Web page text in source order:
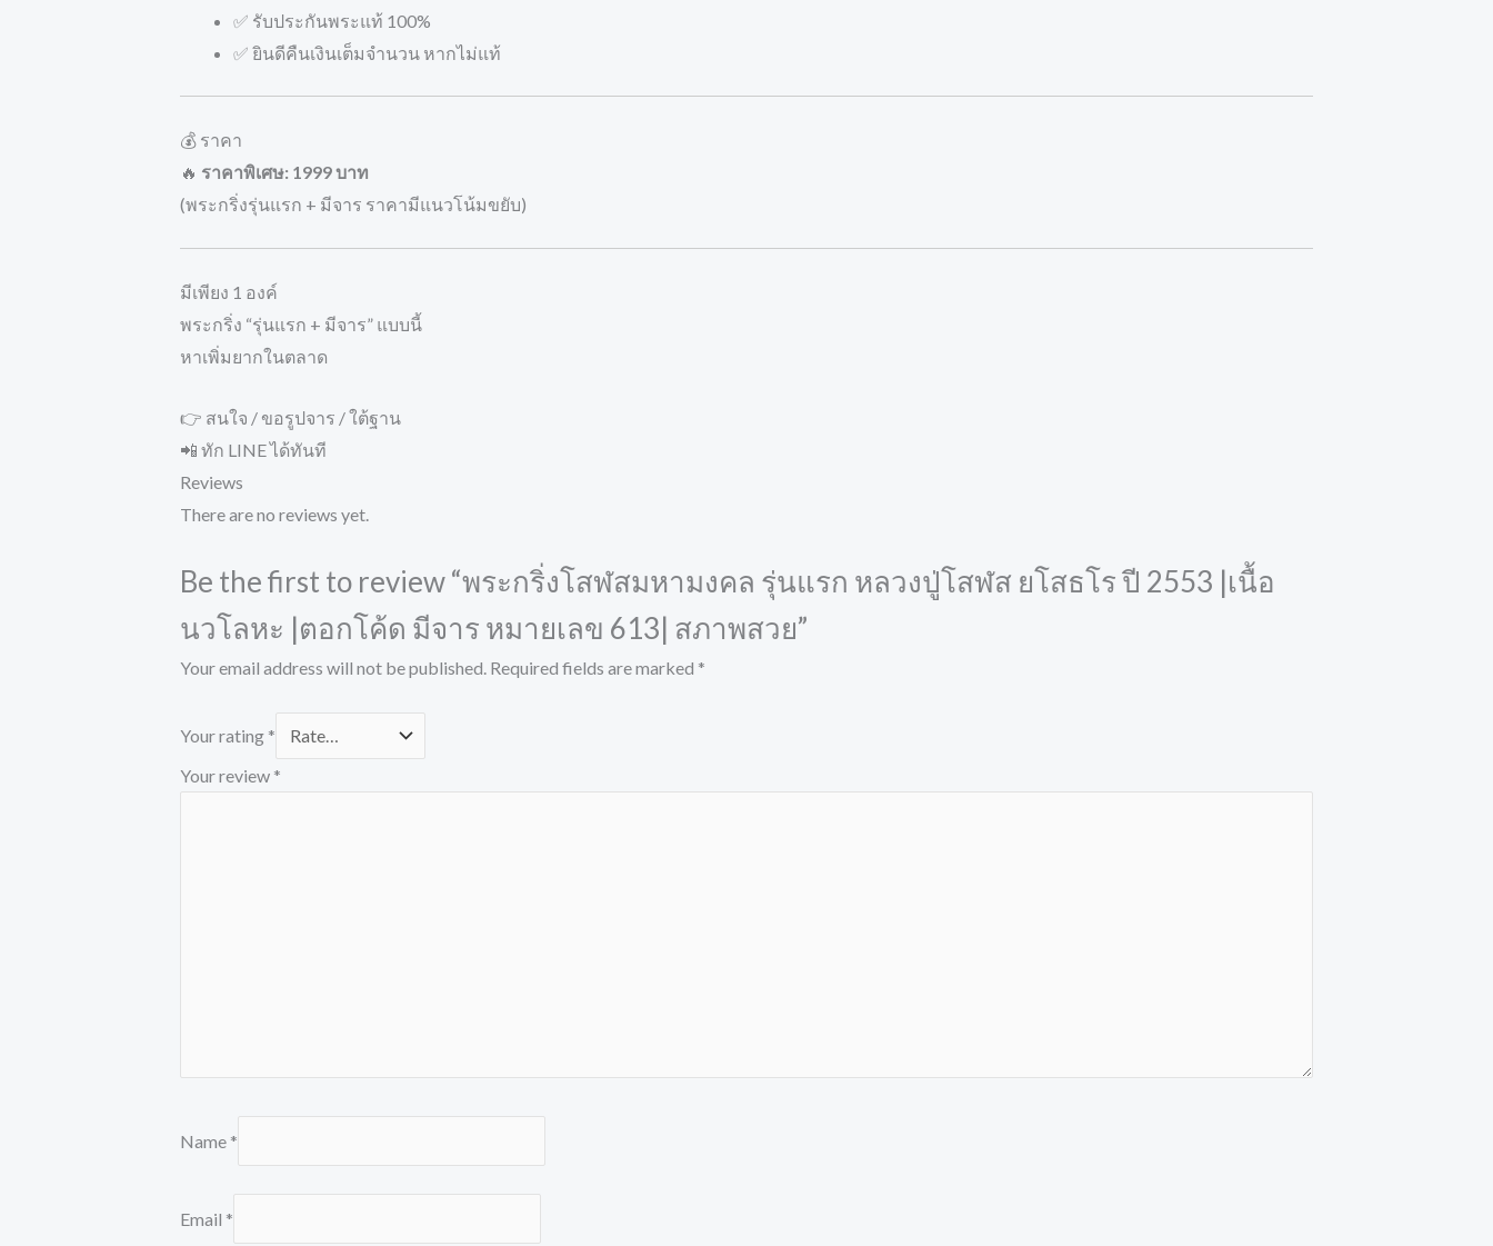
✅ รับประกันพระแท้ 100%
✅ ยินดีคืนเงินเต็มจำนวน หากไม่แท้
💰 ราคา
🔥 ราคาพิเศษ: 1999 บาท
(พระกริ่งรุ่นแรก + มีจาร ราคามีแนวโน้มขยับ)
มีเพียง 1 องค์
พระกริ่ง “รุ่นแรก + มีจาร” แบบนี้
หาเพิ่มยากในตลาด
👉 สนใจ / ขอรูปจาร / ใต้ฐาน
📲 ทัก LINE ได้ทันที
Reviews
There are no reviews yet.
Be the first to review “พระกริ่งโสฬสมหามงคล รุ่นแรก หลวงปู่โสฬส ยโสธโร ปี 2553 |เนื้อ
นวโลหะ |ตอกโค้ด มีจาร หมายเลข 613| สภาพสวย”
Your email address will not be published. Required fields are marked *
Your rating *
Your review *
Name *
Email *